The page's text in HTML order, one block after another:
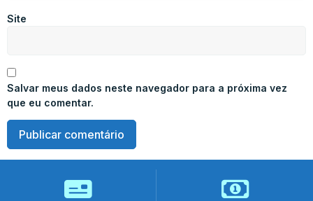
Site
Salvar meus dados neste navegador para a próxima vez
que eu comentar.